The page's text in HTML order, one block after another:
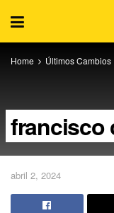
Home Últimos Cambios
francisco
abril 2, 2024